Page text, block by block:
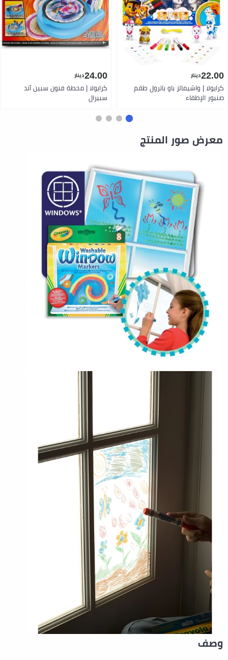
22.00دينار
كرايولا | واشيمالز باو باترول طقم
صنبور الإطفاء
24.00دينار
كرايولا | محطة فنون سبين آند
سبيرال
معرض صور المنتج
وصف